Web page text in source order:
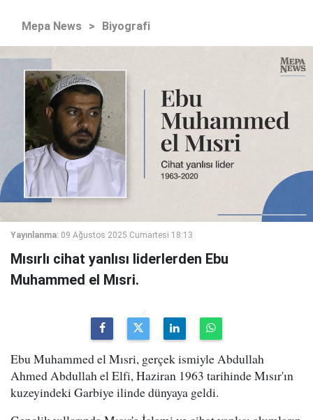
Mepa News > Biyografi
Yayınlanma: 09 Ağustos 2025 Cumartesi 18:13
Mısırlı cihat yanlısı liderlerden Ebu
Muhammed el Mısri.
Ebu Muhammed el Mısri, gerçek ismiyle Abdullah
Ahmed Abdullah el Elfi, Haziran 1963 tarihinde Mısır'ın
kuzeyindeki Garbiye ilinde dünyaya geldi.